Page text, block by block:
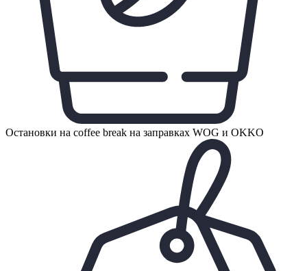
Остановки на coffee break на заправках WOG и OKKO